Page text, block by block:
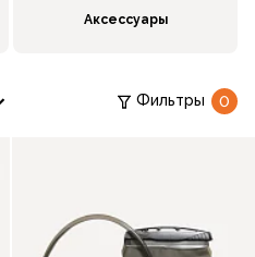
Аксессуары
Фильтры 0